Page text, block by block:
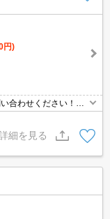
円)
合わせください！オ
ニターホン付きのお
、セキュリティ面は
要もありません。
細を見る